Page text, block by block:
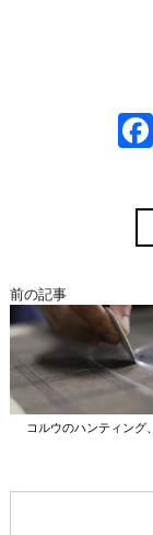
前の記事
コルウのハンティン